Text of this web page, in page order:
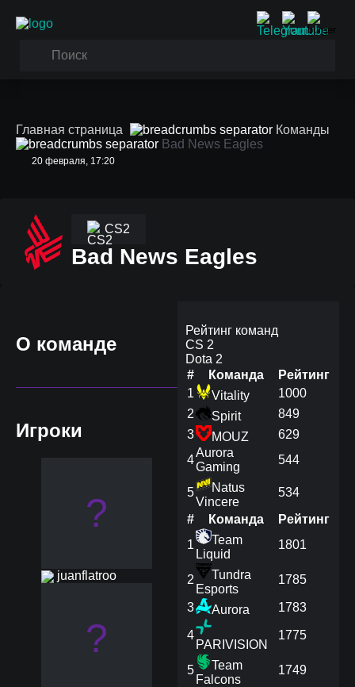
Главная страница
Команды
Bad News Eagles
20 февраля, 17:20
CS2
Bad News Eagles
О команде
Игроки
?
juanflatroo
?
Рейтинг команд
CS 2
Dota 2
#
Команда
Рейтинг
1
Vitality
1000
2
Spirit
849
3
MOUZ
629
4
Aurora
Gaming
544
5
Natus
Vincere
534
#
Команда
Рейтинг
1
Team
Liquid
1801
2
Tundra
Esports
1785
3 Aurora 1783
4
PARIVISION
1775
5
Team
Falcons
1749